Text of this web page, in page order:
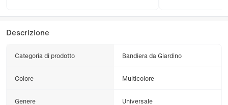
Descrizione
Categoria di prodotto Bandiera da Giardino
Colore Multicolore
Genere Universale